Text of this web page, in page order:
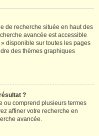
de recherche située en haut des
avancée est accessible
disponible sur toutes les pages
des thèmes graphiques
?
ou comprend plusieurs termes
affiner votre recherche en
avancée.